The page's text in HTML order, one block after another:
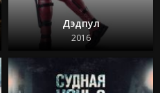
Дэдпул
2016